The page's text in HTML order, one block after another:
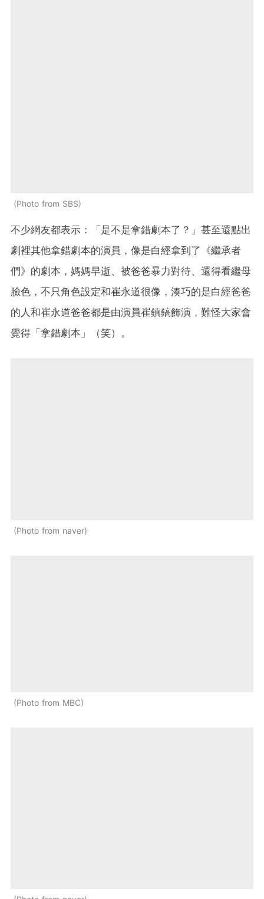
Photo from SBS
不少網友都表示：「是不是拿錯劇本了？」甚至還點出
劇裡其他拿錯劇本的演員，像是白經拿到了《繼承者
們》的劇本，媽媽早逝、被爸爸暴力對待、還得看繼母
臉色，不只角色設定和崔永道很像，湊巧的是白經爸爸
的人和崔永道爸爸都是由演員崔鎮鎬飾演，難怪大家會
覺得「拿錯劇本」（笑）。
Photo from naver
Photo from MBC